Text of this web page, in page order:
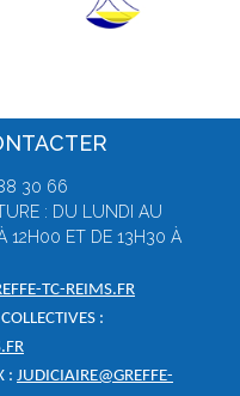
30 66
: DU LUNDI AU
12H00 ET DE 13H30 À
TC-REIMS.FR
:
: JUDICIAIRE@GREFFE-